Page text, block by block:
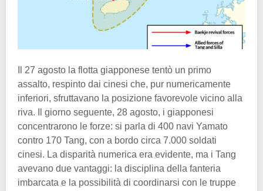
Il 27 agosto la flotta giapponese tentò un primo
assalto, respinto dai cinesi che, pur numericamente
inferiori, sfruttavano la posizione favorevole vicino alla
riva. Il giorno seguente, 28 agosto, i giapponesi
concentrarono le forze: si parla di 400 navi Yamato
contro 170 Tang, con a bordo circa 7.000 soldati
cinesi. La disparità numerica era evidente, ma i Tang
avevano due vantaggi: la disciplina della fanteria
imbarcata e la possibilità di coordinarsi con le truppe